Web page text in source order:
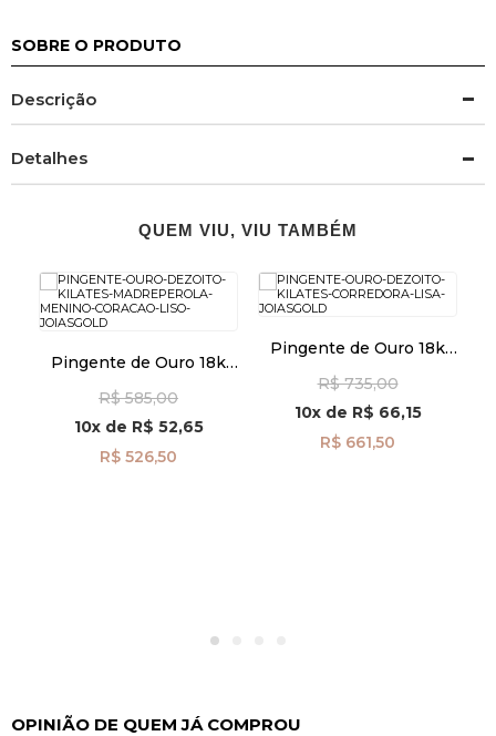
SOBRE O PRODUTO
Descrição
Detalhes
QUEM VIU, VIU TAMBÉM
Pingente de Ouro 18k
com Coração Liso
pi24488
R$ 585,00
10xde R$ 52,65
R$ 526,50
Pingente de Ouro 18k
R$ 735,00
10xde R$ 66,15
R$ 661,50
OPINIÃO DE QUEM JÁ COMPROU